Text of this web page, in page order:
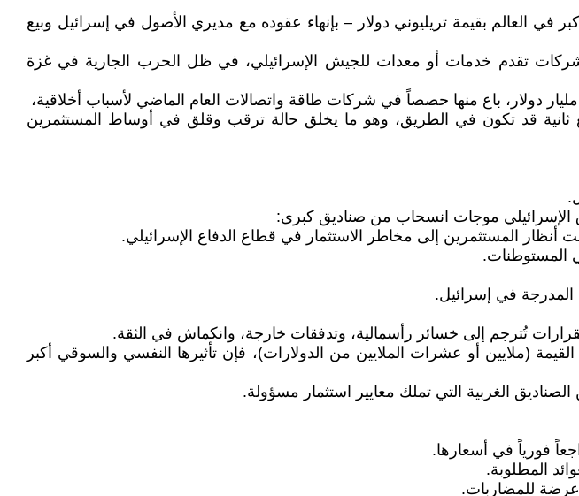
العالم بقيمة تريليوني دولار – بإنهاء عقوده مع مديري الأصول في إسرائيل وبيع
تقدم خدمات أو معدات للجيش الإسرائيلي، في ظل الحرب الجارية في غزة
ثانية قد تكون في الطريق، وهو ما يخلق حالة ترقب وقلق في أوساط المستثمرين
الإسرائيلي موجات انسحاب من صناديق كبرى:
تُترجم إلى خسائر رأسمالية، وتدفقات خارجة، وانكماش في الثقة.
(ملايين أو عشرات الملايين من الدولارات)، فإن تأثيرها النفسي والسوقي أكبر
الغربية التي تملك معايير استثمار مسؤولة.